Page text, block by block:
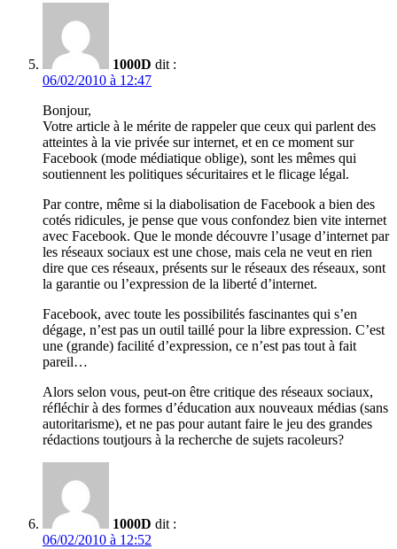
1000D dit :
06/02/2010 à 12:47
Bonjour,
Votre article à le mérite de rappeler que ceux qui parlent des
atteintes à la vie privée sur internet, et en ce moment sur
Facebook (mode médiatique oblige), sont les mêmes qui
soutiennent les politiques sécuritaires et le flicage légal.
Par contre, même si la diabolisation de Facebook a bien des
cotés ridicules, je pense que vous confondez bien vite internet
avec Facebook. Que le monde découvre l’usage d’internet par
les réseaux sociaux est une chose, mais cela ne veut en rien
dire que ces réseaux, présents sur le réseaux des réseaux, sont
la garantie ou l’expression de la liberté d’internet.
Facebook, avec toute les possibilités fascinantes qui s’en
dégage, n’est pas un outil taillé pour la libre expression. C’est
une (grande) facilité d’expression, ce n’est pas tout à fait
pareil…
Alors selon vous, peut-on être critique des réseaux sociaux,
réfléchir à des formes d’éducation aux nouveaux médias (sans
autoritarisme), et ne pas pour autant faire le jeu des grandes
rédactions toutjours à la recherche de sujets racoleurs?
1000D dit :
06/02/2010 à 12:52